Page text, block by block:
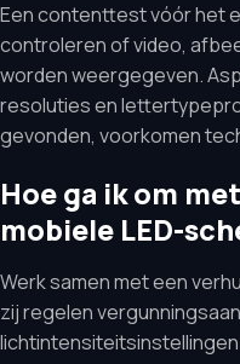
Een contenttest vóór het
controleren of video,
worden weergegeven.
resoluties en
gevonden, voorkomen
Hoe ga ik om
mobiele LED-
Werk samen met een
zij regelen